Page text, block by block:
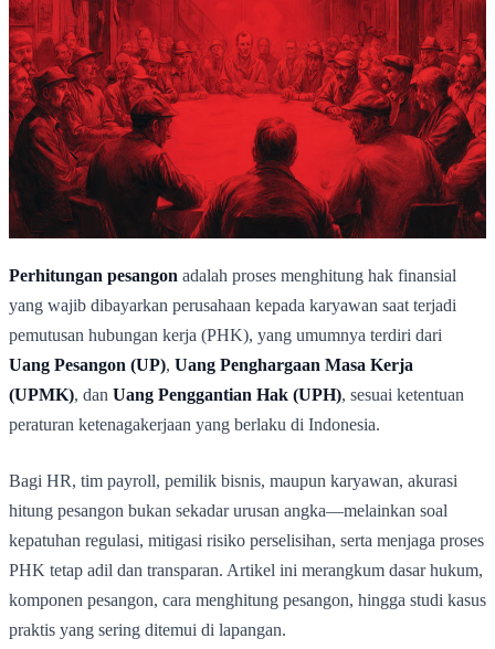
Perhitungan pesangon adalah proses menghitung hak finansial
yang wajib dibayarkan perusahaan kepada karyawan saat terjadi
pemutusan hubungan kerja (PHK), yang umumnya terdiri dari
Uang Pesangon (UP), Uang Penghargaan Masa Kerja
(UPMK), dan Uang Penggantian Hak (UPH), sesuai ketentuan
peraturan ketenagakerjaan yang berlaku di Indonesia.
Bagi HR, tim payroll, pemilik bisnis, maupun karyawan, akurasi
hitung pesangon bukan sekadar urusan angka—melainkan soal
kepatuhan regulasi, mitigasi risiko perselisihan, serta menjaga proses
PHK tetap adil dan transparan. Artikel ini merangkum dasar hukum,
komponen pesangon, cara menghitung pesangon, hingga studi kasus
praktis yang sering ditemui di lapangan.